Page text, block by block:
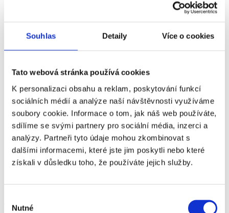
Souhlas Detaily Více o cookies
Tato webová stránka používá cookies
K personalizaci obsahu a reklam, poskytování funkcí
sociálních médií a analýze naší návštěvnosti využíváme
soubory cookie. Informace o tom, jak náš web používáte,
sdílíme se svými partnery pro sociální média, inzerci a
analýzy. Partneři tyto údaje mohou zkombinovat s
dalšími informacemi, které jste jim poskytli nebo které
získali v důsledku toho, že používáte jejich služby.
souhlasu
Nutné
ZŠ Dobronín
V samostatně stojící venkovní učebně ZŠ Dobronín jsme spojili
funkčnost s estetikou. Interiér laděný do světlých tónů krásně
kontrastuje s černými akustickými panely AKUPAN® Klasik, které
efektivně tlumí nežádoucí hluk a vytvářejí klidné prostředí pro